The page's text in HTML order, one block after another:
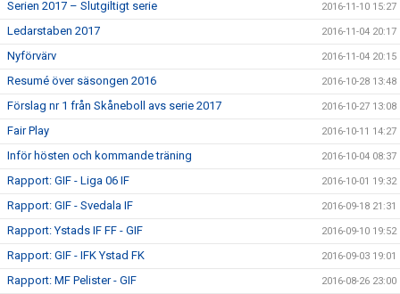
Serien 2017 – Slutgiltigt serie 2016-11-10 15:27
Ledarstaben 2017 2016-11-04 20:17
Nyförvärv 2016-11-04 20:15
Resumé över säsongen 2016 2016-10-28 13:48
Förslag nr 1 från Skåneboll avs serie 2017 2016-10-27 13:08
Fair Play 2016-10-11 14:27
Inför hösten och kommande träning 2016-10-04 08:37
Rapport: GIF - Liga 06 IF 2016-10-01 19:32
Rapport: GIF - Svedala IF 2016-09-18 21:31
Rapport: Ystads IF FF - GIF 2016-09-10 19:52
Rapport: GIF - IFK Ystad FK 2016-09-03 19:01
Rapport: MF Pelister - GIF 2016-08-26 23:00